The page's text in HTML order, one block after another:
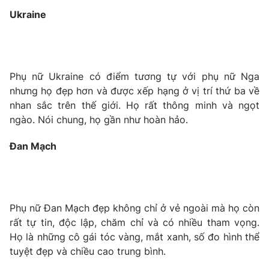
Video Shorts video
Thị trường 24h Tấm lòng Việt
VTV4 Vươn mình bằng AI
Ukraine
Phụ nữ Ukraine có điểm tương tự với phụ nữ Nga
nhưng họ đẹp hơn và được xếp hạng ở vị trí thứ ba về
nhan sắc trên thế giới. Họ rất thông minh và ngọt
ngào. Nói chung, họ gần như hoàn hảo.
Đan Mạch
Phụ nữ Đan Mạch đẹp không chỉ ở vẻ ngoài mà họ còn
rất tự tin, độc lập, chăm chỉ và có nhiều tham vọng.
Họ là những cô gái tóc vàng, mắt xanh, số đo hình thể
tuyệt đẹp và chiều cao trung bình.